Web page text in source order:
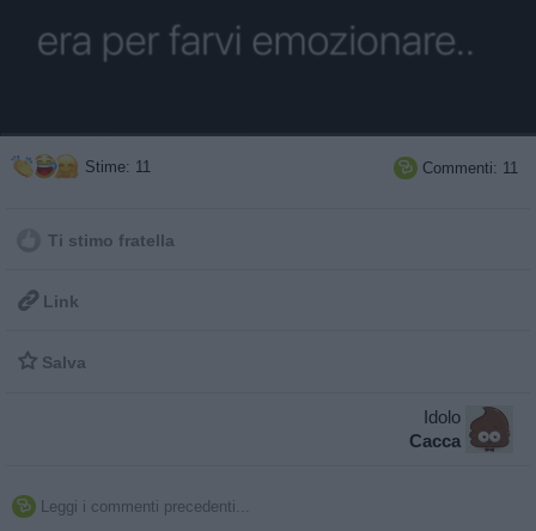
Stime: 11  Commenti: 11
Ti stimo fratella
 Link
 Salva
Idolo
Cacca
 Leggi i commenti precedenti...